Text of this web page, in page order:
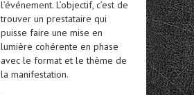
l’événement. L’objectif, c’est de
trouver un prestataire qui
puisse faire une mise en
lumière cohérente en phase
avec le format et le thème de
la manifestation.